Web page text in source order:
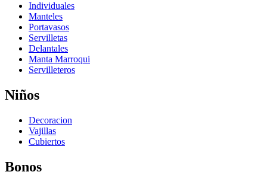
Individuales
Manteles
Portavasos
Servilletas
Delantales
Manta Marroqui
Servilleteros
Niños
Decoracion
Vajillas
Cubiertos
Bonos